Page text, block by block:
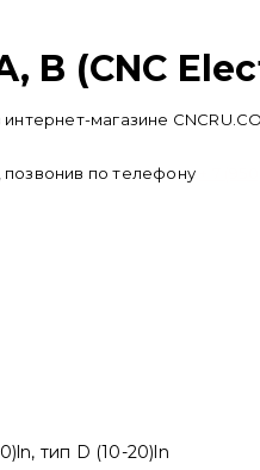
B (CNC
магазине
позвонив по телефону
тип D (10-20)ln